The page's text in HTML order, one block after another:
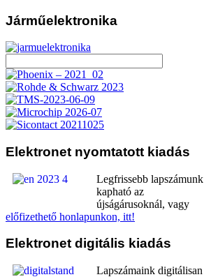
Járműelektronika
Elektronet nyomtatott kiadás
Legfrissebb lapszámunk
kapható az
újságárusoknál, vagy
előfizethető honlapunkon, itt!
Elektronet digitális kiadás
Lapszámaink digitálisan